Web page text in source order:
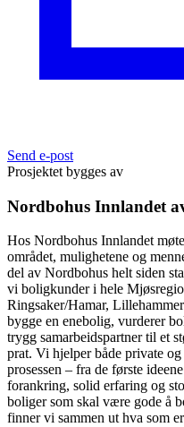
Send e-post
Prosjektet bygges av
Nordbohus Innlandet
Hos Nordbohus Innlandet
området, mulighetene og
del av Nordbohus helt siden
vi boligkunder i hele
Ringsaker/Hamar,
bygge en enebolig, vurderer
trygg samarbeidspartner til et
prat. Vi hjelper både private
prosessen – fra de første
forankring, solid erfaring og
boliger som skal være gode å
finner vi sammen ut hva som